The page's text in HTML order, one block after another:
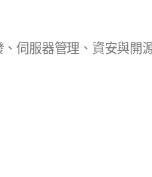
伺服器管理、資安與開